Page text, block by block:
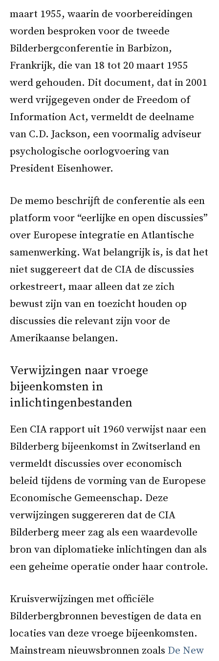
maart 1955, waarin de voorbereidingen
worden besproken voor de tweede
Bilderbergconferentie in Barbizon,
Frankrijk, die van 18 tot 20 maart 1955
werd gehouden. Dit document, dat in 2001
werd vrijgegeven onder de Freedom of
Information Act, vermeldt de deelname
van C.D. Jackson, een voormalig adviseur
psychologische oorlogvoering van
President Eisenhower.
De memo beschrijft de conferentie als een
platform voor “eerlijke en open discussies”
over Europese integratie en Atlantische
samenwerking. Wat belangrijk is, is dat het
niet suggereert dat de CIA de discussies
orkestreert, maar alleen dat ze zich
bewust zijn van en toezicht houden op
discussies die relevant zijn voor de
Amerikaanse belangen.
Verwijzingen naar vroege
bijeenkomsten in
inlichtingenbestanden
Een CIA rapport uit 1960 verwijst naar een
Bilderberg bijeenkomst in Zwitserland en
vermeldt discussies over economisch
beleid tijdens de vorming van de Europese
Economische Gemeenschap. Deze
verwijzingen suggereren dat de CIA
Bilderberg meer zag als een waardevolle
bron van diplomatieke inlichtingen dan als
een geheime operatie onder haar controle.
Kruisverwijzingen met officiële
Bilderbergbronnen bevestigen de data en
locaties van deze vroege bijeenkomsten.
Mainstream nieuwsbronnen zoals De New